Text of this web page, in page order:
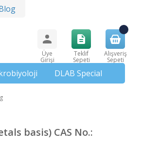
Üye
Girişi
Teklif
Sepeti
Alışveriş
Sepeti
DLAB Special
basis) CAS No.: